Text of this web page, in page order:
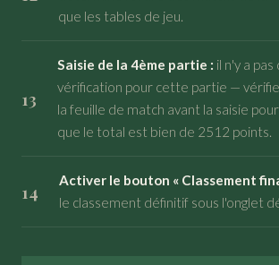
que les tables de jeu.
Saisie de la 4ème partie : il n'y a
vérification pour cette partie —
la feuille de match avant la saisie
que le total est bien de 2512 points.
Activer le bouton « Classement
le classement définitif sous l'onglet